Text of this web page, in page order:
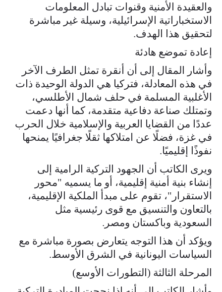
والعقيدة الأمنية وقنوات تبادل المعلومات
الاستخباراتية الإسرائيلية، وسيلة غير مباشرة
لتحقيق هذا الهدف.
إعادة تموضع هادئة
وأشار المقال إلى أن أنقرة تمثل الطرف الآخر
في هذه المعادلة، فتركيا هي الدولة الوحيدة ذات
الأغلبية المسلمة في حلف شمال الأطلسي،
وتمتلك صناعة دفاعية متقدمة، كما أنها دعمت
عددًا من القضايا العربية والإسلامية خلال الحرب
في غزة، فضلًا عن امتلاكها ثقلًا جغرافيًا يمنحها
نفوذًا إقليميًا.
ويرى الكاتب أن الجهود التركية الرامية إلى
إنشاء بنية أمنية إقليمية، أو ما يسميه "محور
الاستقرار"، تقوم على مبدأ الملكية الإقليمية،
بالتعاون والتنسيق مع قوى رئيسية مثل
السعودية وباكستان ومصر.
ويؤكد أن هذا التوجه يتعارض بصورة مباشرة مع
السياسات اليونانية في الشرق الأوسط.
المرحلة الثالثة (التطورات الأوسع)